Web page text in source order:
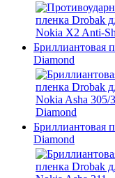
Бриллиантовая
Diamond
Бриллиантовая
Diamond